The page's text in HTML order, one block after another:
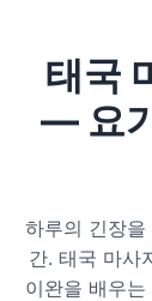
헤드스파
기차역과 공
온천의 여운
숲에서 찾는
은근한 끌림
디톡스 테라피
워터스파
유흥주점
태국
— 요
하루의 긴장
간. 태국 마사
이완을 배우